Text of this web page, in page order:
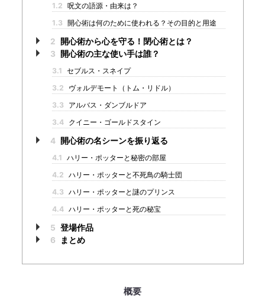
1.2 呪文の語源・由来は？
1.3 開心術は何のために使われる？その目的と用途
2
開心術から心を守る！閉心術とは？
3
開心術の主な使い手は誰？
3.1 セブルス・スネイプ
3.2
ヴォルデモート（トム・リドル）
3.3
アルバス・ダンブルドア
3.4 クイニー・ゴールドスタイン
4 開心術の名シーンを振り返る
4.1 ハリー・ポッターと秘密の部屋
4.2 ハリー・ポッターと不死鳥の騎士団
4.3 ハリー・ポッターと謎のプリンス
4.4 ハリー・ポッターと死の秘宝
5 登場作品
6
まとめ
概要